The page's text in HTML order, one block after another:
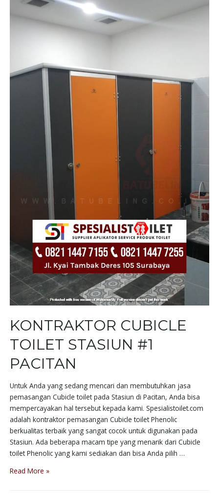
KONTRAKTOR CUBICLE
TOILET STASIUN #1
PACITAN
Untuk Anda yang sedang mencari dan membutuhkan jasa
pemasangan Cubicle toilet pada Stasiun di Pacitan, Anda bisa
mempercayakan hal tersebut kepada kami. Spesialistoilet.com
adalah kontraktor pemasangan Cubicle toilet Phenolic
berkualitas terbaik yang sangat cocok untuk digunakan pada
Stasiun. Ada beberapa macam tipe yang menarik dari Cubicle
toilet Phenolic yang kami sediakan dan bisa Anda pilih …
Read More »